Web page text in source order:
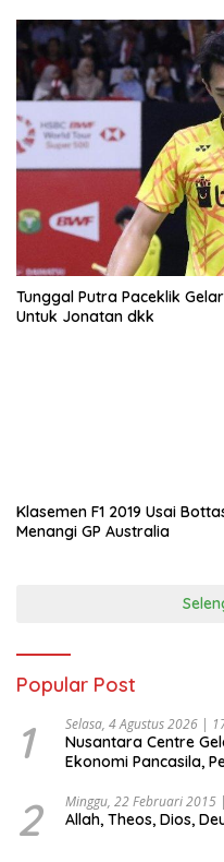
Tunggal Putra Paceklik
Untuk Jonatan dkk
Klasemen F1 2019 Usai
Menangi GP Australia
Popular Post
1 Selasa, 4 Agustus 2026 |
Nusantara Centre
Ekonomi Pancasila,
Ekonomi Politik
“Urgensi Undang-
2 Minggu, 22 Februari 2015
Allah, Theos, Dios,